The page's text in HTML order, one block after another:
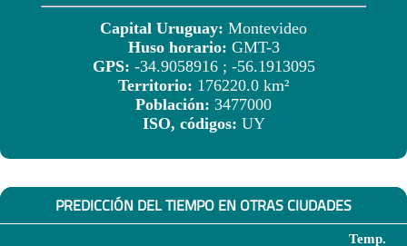
Capital Uruguay: Montevideo
Huso horario: GMT-3
GPS: -34.9058916 ; -56.1913095
Territorio: 176220.0 km²
Población: 3477000
ISO, códigos: UY
PREDICCIÓN DEL TIEMPO EN OTRAS CIUDADES
Temp.